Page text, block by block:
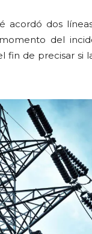
dos
del
fin de precisar si